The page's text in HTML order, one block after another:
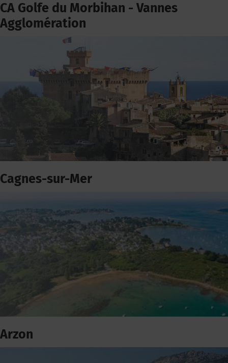
CA Golfe du Morbihan - Vannes
Agglomération
Cagnes-sur-Mer
Arzon